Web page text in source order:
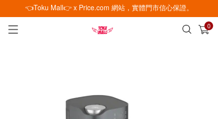
👈Toku Mall👉 x Price.com 網站，實體門市信心保證。
0
已加入購物車 查看